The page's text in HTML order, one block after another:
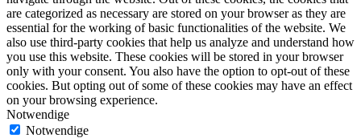
are categorized as necessary are stored on your browser as they are
essential for the working of basic functionalities of the website. We
also use third-party cookies that help us analyze and understand how
you use this website. These cookies will be stored in your browser
only with your consent. You also have the option to opt-out of these
cookies. But opting out of some of these cookies may have an effect
on your browsing experience.
Notwendige
Notwendige